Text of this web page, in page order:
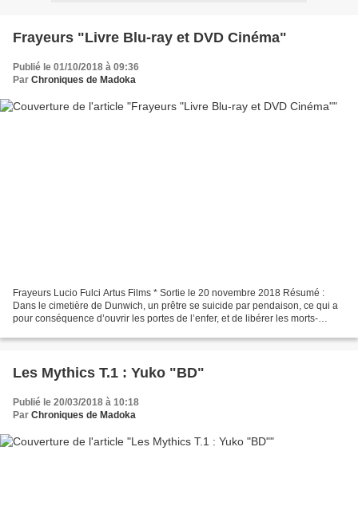
Frayeurs "Livre Blu-ray et DVD Cinéma"
Publié le 01/10/2018 à 09:36
Par Chroniques de Madoka
Frayeurs Lucio Fulci Artus Films * Sortie le 20 novembre 2018 Résumé :
Dans le cimetière de Dunwich, un prêtre se suicide par pendaison, ce qui a
pour conséquence d’ouvrir les portes de l’enfer, et de libérer les morts-
Les Mythics T.1 : Yuko "BD"
Publié le 20/03/2018 à 10:18
Par Chroniques de Madoka